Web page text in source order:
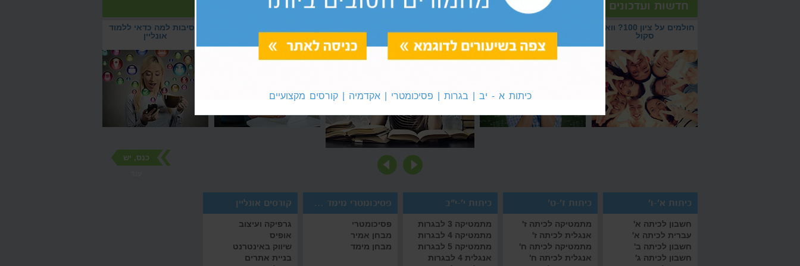
חדשות ועדכונים
5 סיבות למה כדאי ללמוד
אונליין
שחשבתם
הפסיכומטרי
המבחנים
חולמים על ציון 100? וואלה
סקול
השיטה שמפצחת את הפסיכומטרי
לדעת מתמטיקה? אז זהו, שלא בטוח.
כך תעברו בהצלחה את המבחנים
בהצלחה?
תשיגו אותו בישיבה
כנס, יש
כיתות א'-ו'
חשבון לכיתה א'
עברית לכיתה א'
חשבון לכיתה ב'
חשבון לכיתה ג'
כיתות ז'-ט'
מתמטיקה לכיתה ז'
אנגלית לכיתה ז'
מתמטיקה לכיתה ח'
אנגלית לכיתה ח'
כיתות י'-י"ב
מתמטיקה 3 לבגרות
מתמטיקה 4 לבגרות
מתמטיקה 5 לבגרות
אנגלית 4 לבגרות
פסיכומטרי מימד אמיר/ם
פסיכומטרי
מבחן אמיר
מבחן מימד
קורסים אונליין
גרפיקה ועיצוב
אופיס
שיווק באינטרנט
בניית אתרים
כיתות א - יב | בגרות | פסיכומטרי | אקדמיה | קורסים מקצועיים